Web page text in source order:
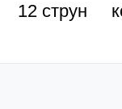
12 струн